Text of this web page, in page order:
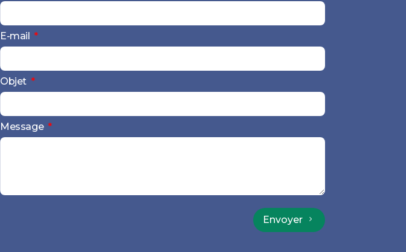
E-mail
Objet
Message
Envoyer